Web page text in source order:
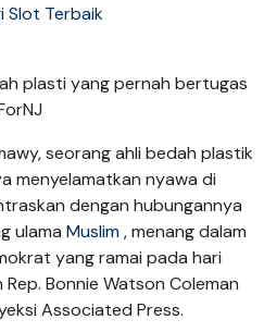
Slot Terbaik
plasti yang pernah bertugas
seorang ahli bedah plastik
menyelamatkan nyawa di
dengan hubungannya
ulama Muslim, menang dalam
yang ramai pada hari
Bonnie Watson Coleman
Associated Press.